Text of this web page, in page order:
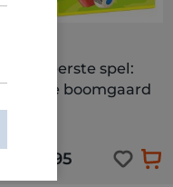
Mijn eerste spel:
eerste boomgaard
€ 27,95